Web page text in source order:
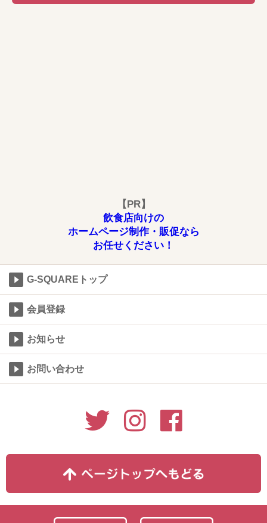
【PR】
飲食店向けの
ホームページ制作・販促なら
お任せください！
G-SQUAREトップ
会員登録
お知らせ
お問い合わせ